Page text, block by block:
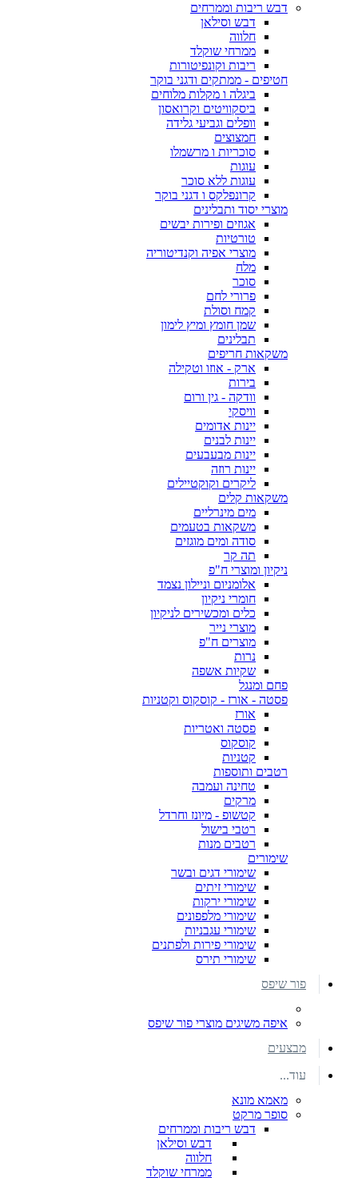
דבש ריבות וממרחים
דבש וסילאן
חלווה
ממרחי שוקלד
ריבות וקונפיטורות
חטיפים - ממתקים ודגני בוקר
ביגלה ו מקלות מלוחים
ביסקוויטים וקרואסון
וופלים וגביעי גלידה
חמצוצים
סוכריות ו מרשמלו
עוגות
עוגות ללא סוכר
קרונפלקס ו דגני בוקר
מוצרי יסוד ותבלינים
אגוזים ופירות יבשים
טורטיות
מוצרי אפיה וקנדיטוריה
מלח
סוכר
פרורי לחם
קמח וסולת
שמן חומץ ומיץ לימון
תבלינים
משקאות חריפים
ארק - אוזו וטקילה
בירות
וודקה - גין ורום
וויסקי
יינות אדומים
יינות לבנים
יינות מבעבעים
יינות רוזה
ליקרים וקוקטיילים
משקאות קלים
מים מינרליים
משקאות בטעמים
סודה ומים מוגזים
תה קר
ניקיון ומוצרי ח"פ
אלומניום וניילון נצמד
חומרי ניקיון
כלים ומכשירים לניקיון
מוצרי נייר
מוצרים ח"פ
נרות
שקיות אשפה
פחם ומנגל
פסטה - אורז - קוסקוס וקטניות
אורז
פסטה ואטריות
קוסקוס
קטניות
רטבים ותוספות
טחינה ועמבה
מרקים
קטשופ - מיונז וחרדל
רטבי בישול
רטבים מנות
שימורים
שימורי דגים ובשר
שימורי זיתים
שימורי ירקות
שימורי מלפפונים
שימורי עגבניות
שימורי פירות ולפתנים
שימורי תירס
פור שיפס
איפה משיגים מוצרי פור שיפס
מבצעים
עוד...
מאמא מונא
סופר מרקט
דבש ריבות וממרחים
דבש וסילאן
חלווה
ממרחי שוקלד